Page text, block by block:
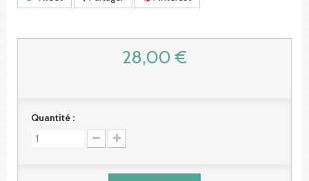
28,00 €
Quantité :